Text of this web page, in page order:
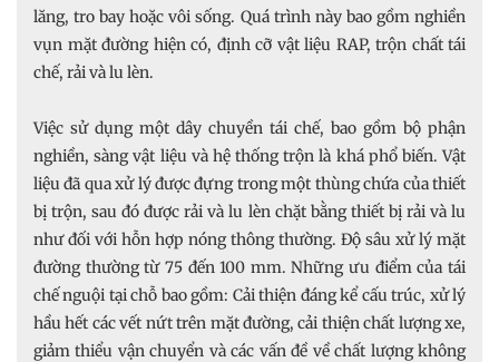
lăng, tro bay hoặc vôi sống. Quá trình này bao gồm nghiền
vụn mặt đường hiện có, định cỡ vật liệu RAP, trộn chất tái
chế, rải và lu lèn.
Việc sử dụng một dây chuyền tái chế, bao gồm bộ phận
nghiền, sàng vật liệu và hệ thống trộn là khá phổ biến. Vật
liệu đã qua xử lý được đựng trong một thùng chứa của thiết
bị trộn, sau đó được rải và lu lèn chặt bằng thiết bị rải và lu
như đối với hỗn hợp nóng thông thường. Độ sâu xử lý mặt
đường thường từ 75 đến 100 mm. Những ưu điểm của tái
chế nguội tại chỗ bao gồm: Cải thiện đáng kể cấu trúc, xử lý
hầu hết các vết nứt trên mặt đường, cải thiện chất lượng xe,
giảm thiểu vận chuyển và các vấn đề về chất lượng không